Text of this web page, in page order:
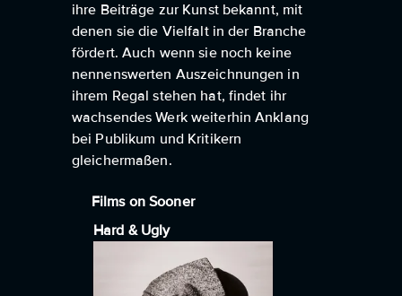
ihre Beiträge zur Kunst bekannt, mit
denen sie die Vielfalt in der Branche
fördert. Auch wenn sie noch keine
nennenswerten Auszeichnungen in
ihrem Regal stehen hat, findet ihr
wachsendes Werk weiterhin Anklang
bei Publikum und Kritikern
gleichermaßen.
Films on Sooner
Hard & Ugly